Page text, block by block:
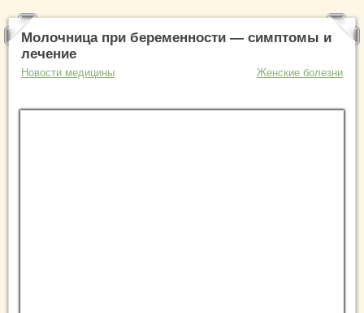
Молочница при беременности — симптомы и
лечение
Новости медицины Женские болезни